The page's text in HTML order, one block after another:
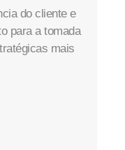
do cliente e
para a tomada
mais